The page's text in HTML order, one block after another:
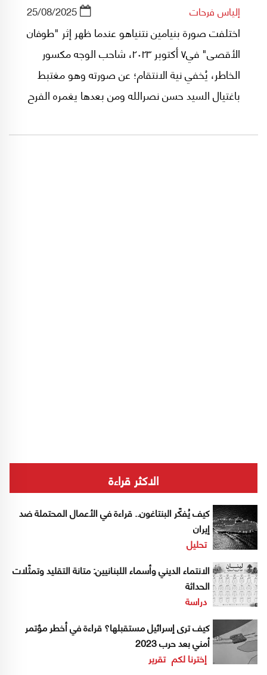
إلياس فرحات 25/08/2025
اختلفت صورة بنيامين نتنياهو عندما ظهر إثر "طوفان
الأقصى" في٧ أكتوبر ٢٠٢٣، شاحب الوجه مكسور
الخاطر، يُخفي نية الانتقام؛ عن صورته وهو مغتبط
باغتيال السيد حسن نصرالله ومن بعدها يغمره الفرح
إيران واستدراج الأميركيين إلى الحرب التي يشتهيها
الاكثر قراءة
كيف يُفكّر البنتاغون.. قراءة في الأعمال المحتملة ضد
إيران
تحليل
الانتماء الديني وأسماء اللبنانيين: متانة التقليد وتمثّلات
الحداثة
دراسة
كيف ترى إسرائيل مستقبلها؟ قراءة في أخطر مؤتمر
أمني بعد حرب 2023
إخترنا لكم تقرير